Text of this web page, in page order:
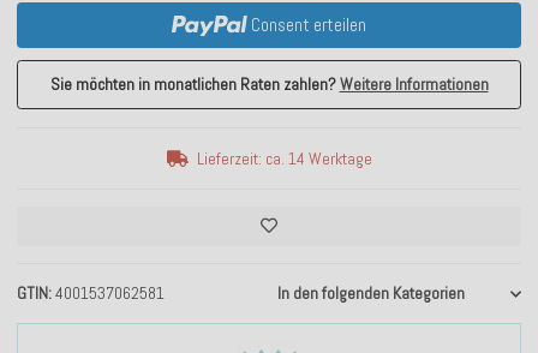
GTIN 4001537062581 In den folgenden Kategorien
Consent erteilen
Sie möchten in monatlichen Raten zahlen?Weitere Informationen
Lieferzeit: ca. 14 Werktage